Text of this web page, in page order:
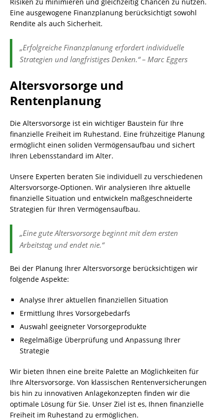
Eine ausgewogene Finanzplanung berücksichtigt sowohl
Rendite als auch Sicherheit.
„Erfolgreiche Finanzplanung erfordert individuelle
Strategien und langfristiges Denken.“ – Marc Eggers
Altersvorsorge und
Rentenplanung
Die Altersvorsorge ist ein wichtiger Baustein für Ihre
finanzielle Freiheit im Ruhestand. Eine frühzeitige Planung
ermöglicht einen soliden Vermögensaufbau und sichert
Ihren Lebensstandard im Alter.
Unsere Experten beraten Sie individuell zu verschiedenen
Altersvorsorge-Optionen. Wir analysieren Ihre aktuelle
finanzielle Situation und entwickeln maßgeschneiderte
Strategien für Ihren Vermögensaufbau.
„Eine gute Altersvorsorge beginnt mit dem ersten
Arbeitstag und endet nie.“
Bei der Planung Ihrer Altersvorsorge berücksichtigen wir
folgende Aspekte:
Analyse Ihrer aktuellen finanziellen Situation
Ermittlung Ihres Vorsorgebedarfs
Auswahl geeigneter Vorsorgeprodukte
Regelmäßige Überprüfung und Anpassung Ihrer
Strategie
Wir bieten Ihnen eine breite Palette an Möglichkeiten für
Ihre Altersvorsorge. Von klassischen Rentenversicherungen
bis hin zu innovativen Anlagekonzepten finden wir die
optimale Lösung für Sie. Unser Ziel ist es, Ihnen finanzielle
Freiheit im Ruhestand zu ermöglichen.